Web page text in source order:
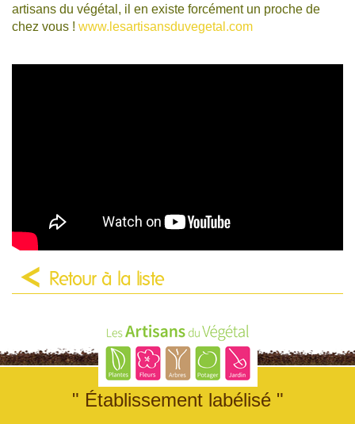
artisans du végétal, il en existe forcément un proche de
chez vous ! www.lesartisansduvegetal.com
Retour à la liste
" Établissement labélisé "